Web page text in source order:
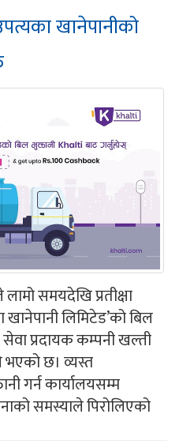
खानेपानीको
समयदेखि प्रतीक्षा
लिमिटेड’को बिल
प्रदायक कम्पनी खल्ती
भएको छ। व्यस्त
गर्न कार्यालयसम्म
समस्याले पिरोलिएको